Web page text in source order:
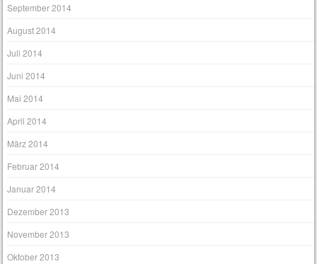
September 2014
August 2014
Juli 2014
Juni 2014
Mai 2014
April 2014
März 2014
Februar 2014
Januar 2014
Dezember 2013
November 2013
Oktober 2013